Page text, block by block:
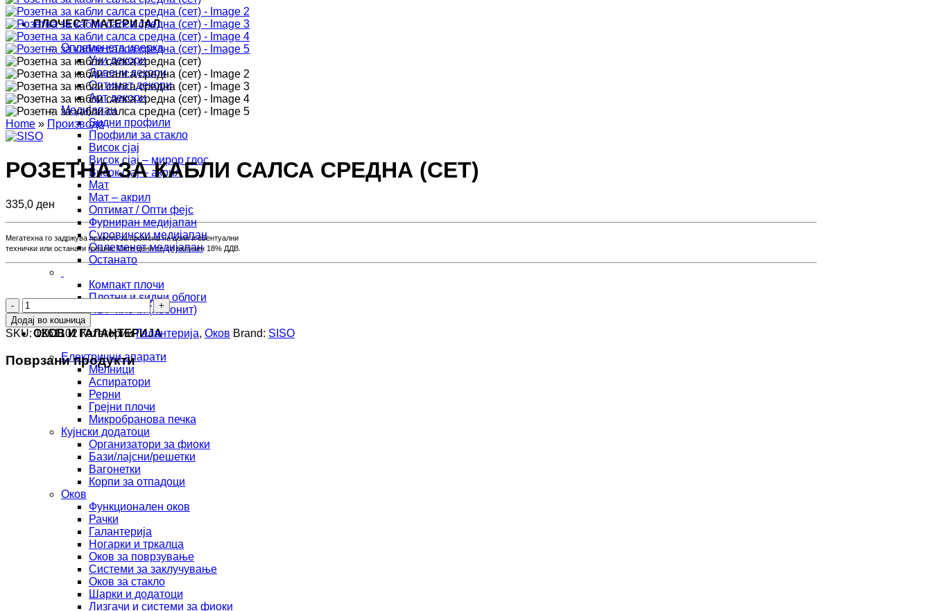
ПЛОЧЕСТ МАТЕРИЈАЛ
Оплеменета иверка
Уни декори
Дрвени декори
Оптимат декори
Арт декори
Медијапан
Ѕидни профили
Профили за стакло
Висок сјај
Висок сјај – мирор глос
Висок сјај – акрил
Мат
Мат – акрил
Оптимат / Опти фејс
Фурниран медијапан
Суровински медијапан
Оплеменет медијапан
Останато
Компакт плочи
Плотни и ѕидни облоги
HDF плочи (лесонит)
ОКОВ И ГАЛАНТЕРИЈА
Електрични апарати
Мелници
Аспиратори
Рерни
Грејни плочи
Микробранова печка
Кујнски додатоци
Организатори за фиоки
Бази/лајсни/решетки
Вагонетки
Корпи за отпадоци
Оков
Функционален оков
Рачки
Галантерија
Ногарки и тркалца
Оков за поврзување
Системи за заклучување
Оков за стакло
Шарки и додатоци
Лизгачи и системи за фиоки
Home » Производи
РОЗЕТНА ЗА КАБЛИ САЛСА СРЕДНА (СЕТ)
335,0 ден
Мегатехна го задржува правото за промена на цени и евентуални
Розетна
за
кабли
салса
средна
(сет)
Додај во кошница
SKU:1261102 КатегорииГалантерија, Оков Brand: SISO
Поврзани продукти